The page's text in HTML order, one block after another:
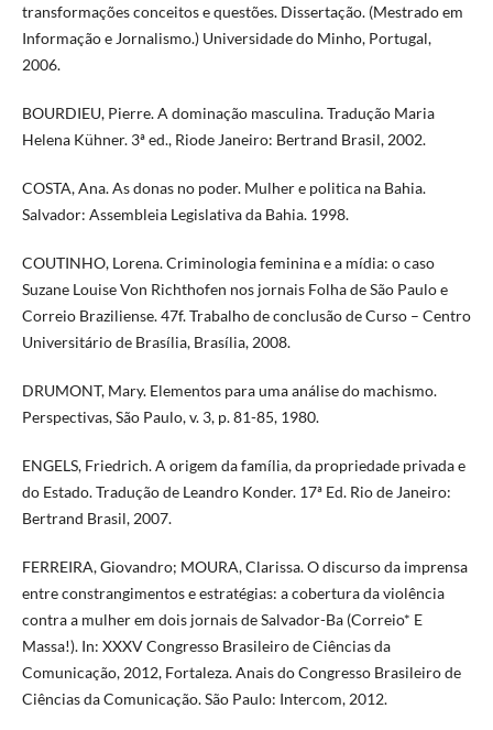
transformações conceitos e questões. Dissertação. (Mestrado em
Informação e Jornalismo.) Universidade do Minho, Portugal,
2006.
BOURDIEU, Pierre. A dominação masculina. Tradução Maria
Helena Kühner. 3ª ed., Riode Janeiro: Bertrand Brasil, 2002.
COSTA, Ana. As donas no poder. Mulher e politica na Bahia.
Salvador: Assembleia Legislativa da Bahia. 1998.
COUTINHO, Lorena. Criminologia feminina e a mídia: o caso
Suzane Louise Von Richthofen nos jornais Folha de São Paulo e
Correio Braziliense. 47f. Trabalho de conclusão de Curso – Centro
Universitário de Brasília, Brasília, 2008.
DRUMONT, Mary. Elementos para uma análise do machismo.
Perspectivas, São Paulo, v. 3, p. 81-85, 1980.
ENGELS, Friedrich. A origem da família, da propriedade privada e
do Estado. Tradução de Leandro Konder. 17ª Ed. Rio de Janeiro:
Bertrand Brasil, 2007.
FERREIRA, Giovandro; MOURA, Clarissa. O discurso da imprensa
entre constrangimentos e estratégias: a cobertura da violência
contra a mulher em dois jornais de Salvador-Ba (Correio* E
Massa!). In: XXXV Congresso Brasileiro de Ciências da
Comunicação, 2012, Fortaleza. Anais do Congresso Brasileiro de
Ciências da Comunicação. São Paulo: Intercom, 2012.